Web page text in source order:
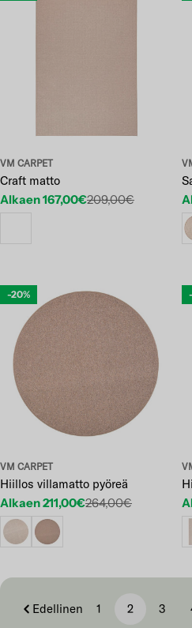
VM CARPET
Craft matto
Etuhinta
Alkaen 167,00€
Normaalihinta 209,00€
-20%
VM CARPET
Hiillos villamatto pyöreä
Etuhinta
Alkaen 211,00€
Normaalihinta 264,00€
Edellinen 1 2 3